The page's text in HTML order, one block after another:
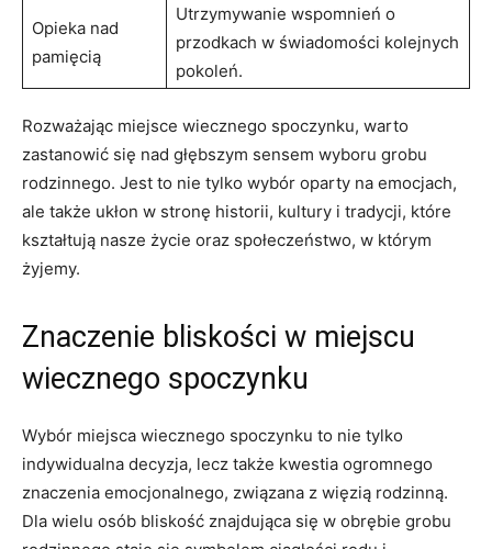
Opieka nad
pamięcią
Utrzymywanie wspomnień o
przodkach w świadomości kolejnych
pokoleń.
Rozważając miejsce wiecznego spoczynku, warto
zastanowić się nad głębszym sensem wyboru grobu
rodzinnego. Jest to nie tylko wybór oparty na emocjach,
ale także ukłon w stronę historii, kultury i tradycji, które
kształtują nasze życie oraz społeczeństwo, w którym
żyjemy.
Znaczenie bliskości w miejscu
wiecznego spoczynku
Wybór miejsca wiecznego spoczynku to nie tylko
indywidualna decyzja, lecz także kwestia ogromnego
znaczenia emocjonalnego, związana z więzią rodzinną.
Dla wielu osób bliskość znajdująca się w obrębie grobu